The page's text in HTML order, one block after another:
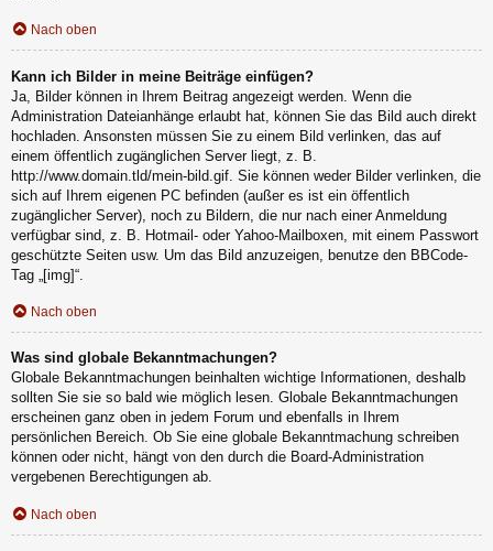
Nach oben
Kann ich Bilder in meine Beiträge einfügen?
Ja, Bilder können in Ihrem Beitrag angezeigt werden. Wenn die
Administration Dateianhänge erlaubt hat, können Sie das Bild auch direkt
hochladen. Ansonsten müssen Sie zu einem Bild verlinken, das auf
einem öffentlich zugänglichen Server liegt, z. B.
http://www.domain.tld/mein-bild.gif. Sie können weder Bilder verlinken, die
sich auf Ihrem eigenen PC befinden (außer es ist ein öffentlich
zugänglicher Server), noch zu Bildern, die nur nach einer Anmeldung
verfügbar sind, z. B. Hotmail- oder Yahoo-Mailboxen, mit einem Passwort
geschützte Seiten usw. Um das Bild anzuzeigen, benutze den BBCode-
Tag „[img]“.
Nach oben
Was sind globale Bekanntmachungen?
Globale Bekanntmachungen beinhalten wichtige Informationen, deshalb
sollten Sie sie so bald wie möglich lesen. Globale Bekanntmachungen
erscheinen ganz oben in jedem Forum und ebenfalls in Ihrem
persönlichen Bereich. Ob Sie eine globale Bekanntmachung schreiben
können oder nicht, hängt von den durch die Board-Administration
vergebenen Berechtigungen ab.
Nach oben